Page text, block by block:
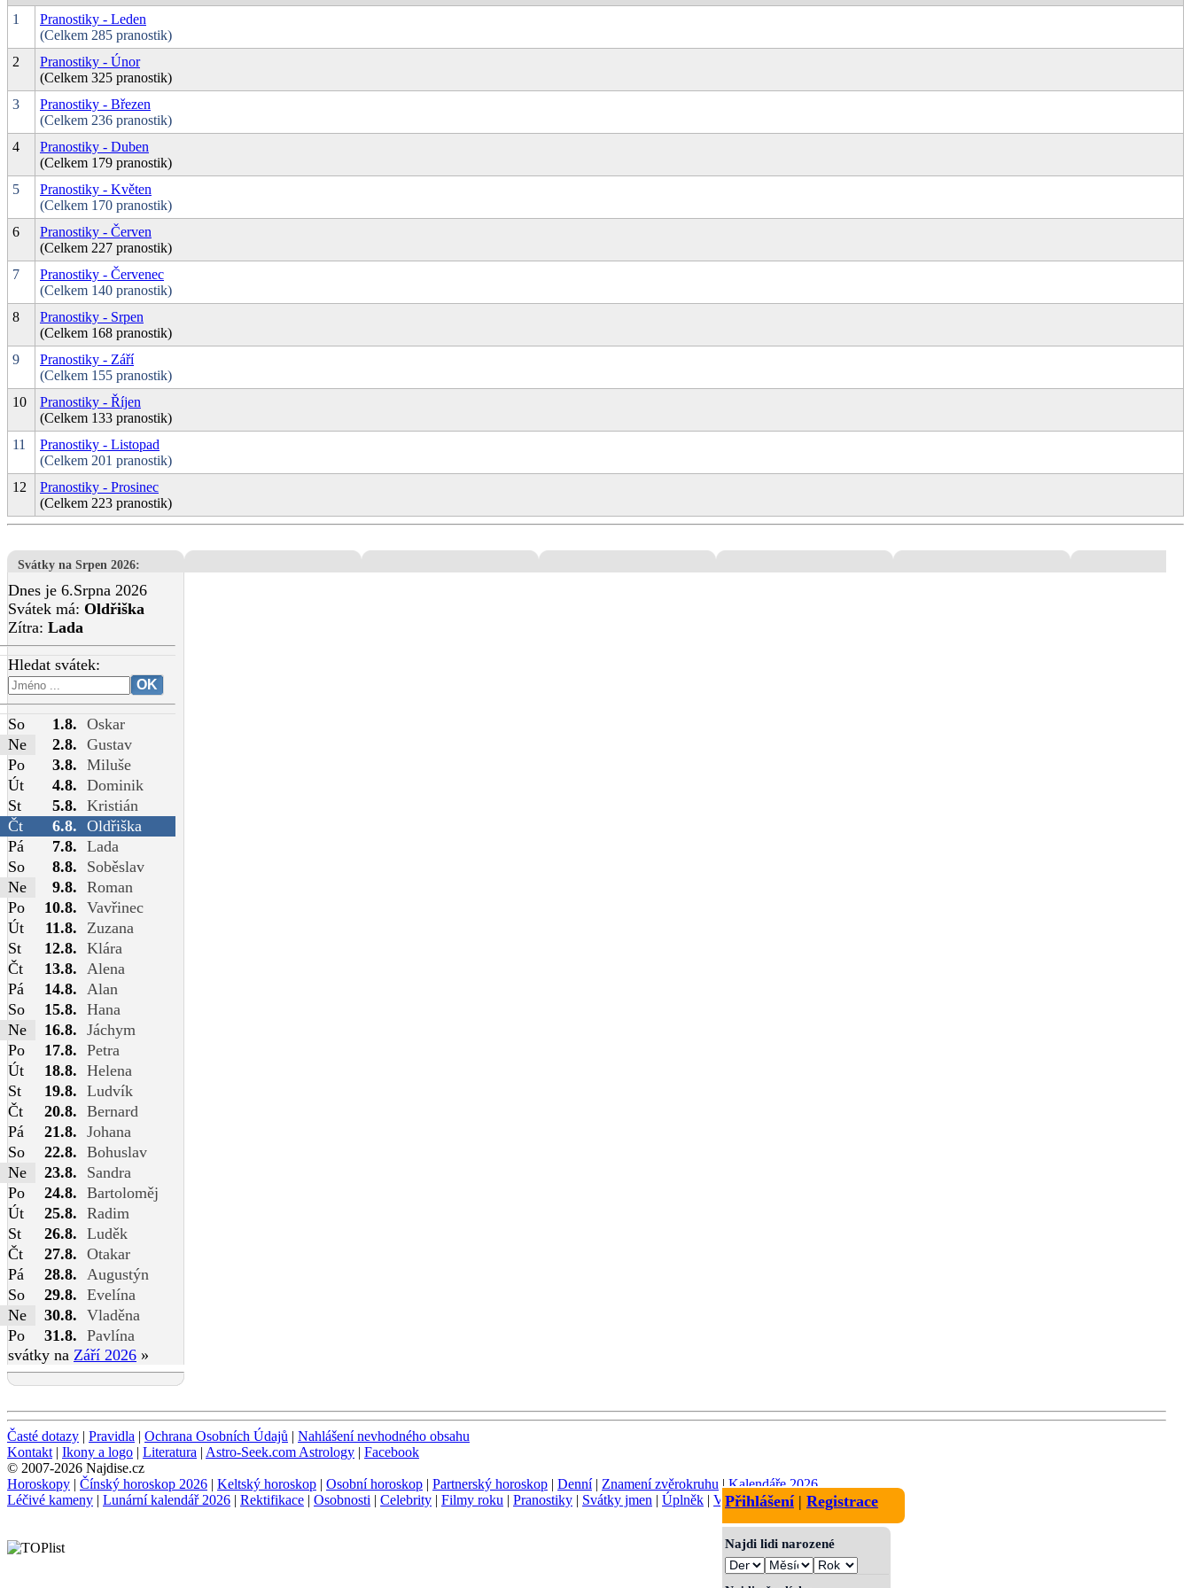
1
Pranostiky - Leden
(Celkem 285 pranostik)
2
Pranostiky - Únor
(Celkem 325 pranostik)
3
Pranostiky - Březen
(Celkem 236 pranostik)
4
Pranostiky - Duben
(Celkem 179 pranostik)
5
Pranostiky - Květen
(Celkem 170 pranostik)
6
Pranostiky - Červen
(Celkem 227 pranostik)
7
Pranostiky - Červenec
(Celkem 140 pranostik)
8
Pranostiky - Srpen
(Celkem 168 pranostik)
9
Pranostiky - Září
(Celkem 155 pranostik)
10
Pranostiky - Říjen
(Celkem 133 pranostik)
11
Pranostiky - Listopad
(Celkem 201 pranostik)
12
Pranostiky - Prosinec
(Celkem 223 pranostik)
Svátky na Srpen 2026:
Dnes je 6.Srpna 2026
Svátek má: Oldřiška
Zítra: Lada
Hledat svátek:
So 1.8. Oskar
Ne
2.8. Gustav
Po
3.8. Miluše
Út
4.8. Dominik
St
5.8. Kristián
Čt
6.8. Oldřiška
Pá
7.8. Lada
So
8.8.
Soběslav
Ne
9.8. Roman
Po
10.8. Vavřinec
Út
11.8.
Zuzana
St
12.8. Klára
Čt
13.8.
Alena
Pá
14.8.
Alan
So
15.8. Hana
Ne
16.8. Jáchym
Po
17.8. Petra
Út
18.8. Helena
St
19.8. Ludvík
Čt
20.8. Bernard
Pá
21.8. Johana
So
22.8. Bohuslav
Ne
23.8.
Sandra
Po
24.8. Bartoloměj
Út
25.8. Radim
St
26.8. Luděk
Čt
27.8. Otakar
Pá
28.8.
Augustýn
So
29.8. Evelína
Ne
30.8. Vladěna
Po
31.8. Pavlína
svátky na Září 2026 »
Přihlášení| Registrace
Najdi lidi narozené
Časté dotazy | Pravidla | Ochrana Osobních Údajů | Nahlášení nevhodného obsahu
Kontakt | Ikony a logo | Literatura | Astro-Seek.com Astrology | Facebook
© 2007-2026 Najdise.cz
Horoskopy | Čínský horoskop 2026 | Keltský horoskop | Osobní horoskop | Partnerský horoskop | Denní| Znamení zvěrokruhu | Kalendáře 2026
Léčivé kameny | Lunární kalendář 2026 | Rektifikace | Osobnosti | Celebrity | Filmy roku | Pranostiky | Svátky jmen | Úplněk | Význam jmen